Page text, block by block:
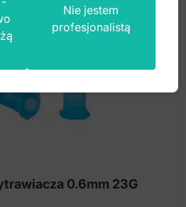
0.6mm 23G
Nie jestem
profesjonalistą